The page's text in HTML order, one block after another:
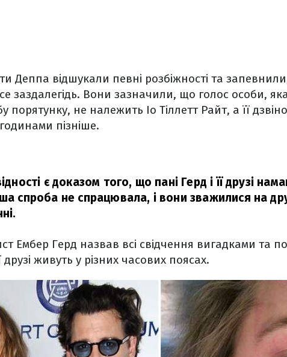
Деппа відшукали певні розбіжності та
заздалегідь. Вони зазначили, що голос особи,
порятунку, не належить Іо Тіллетт Райт, а її
пізніше.
є доказом того, що пані Герд і її друзі
спроба не спрацювала, і вони зважилися на
Ембер Герд назвав всі свідчення вигадками та
друзі живуть у різних часових поясах.